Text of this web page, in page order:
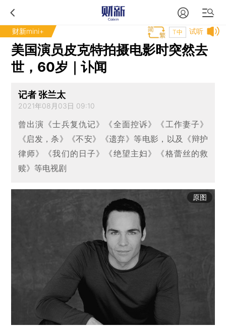
财新mini+ 试听
T中
美国演员皮克特拍摄电影时突然去
世，60岁｜讣闻
记者 张兰太
2021年08月03日 09:10
曾出演《士兵复仇记》《全面控诉》《工作妻子》
《启发，杀》《不安》《遗弃》等电影，以及《辩护
律师》《我们的日子》《绝望主妇》《格蕾丝的救
赎》等电视剧
原图